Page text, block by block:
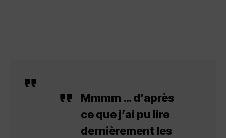
Mmmm … d’après
ce que j’ai pu lire
dernièrement les